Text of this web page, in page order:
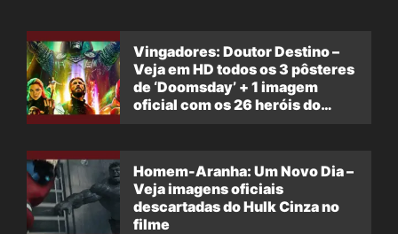
Vingadores: Doutor Destino –
Veja em HD todos os 3 pôsteres
de ‘Doomsday’ + 1 imagem
oficial com os 26 heróis do
Homem-Aranha: Um Novo Dia –
Veja imagens oficiais
descartadas do Hulk Cinza no
filme